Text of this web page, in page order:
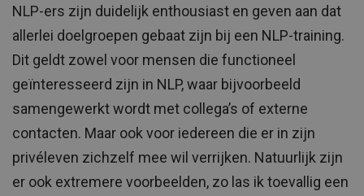
NLP-ers zijn duidelijk enthousiast en geven aan dat
allerlei doelgroepen gebaat zijn bij een NLP-training.
Dit geldt zowel voor mensen die functioneel
geïnteresseerd zijn in NLP, waar bijvoorbeeld
samengewerkt wordt met collega’s of externe
contacten. Maar ook voor iedereen die er in zijn
privéleven zichzelf mee wil verrijken. Natuurlijk zijn
er ook extremere voorbeelden, zo las ik toevallig een